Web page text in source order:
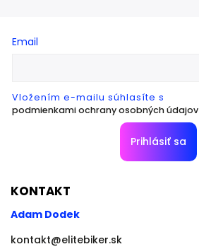
Email
Vložením e-mailu súhlasíte s
podmienkami ochrany osobných údajov
Prihlásiť sa
KONTAKT
Adam Dodek
kontakt@elitebiker.sk